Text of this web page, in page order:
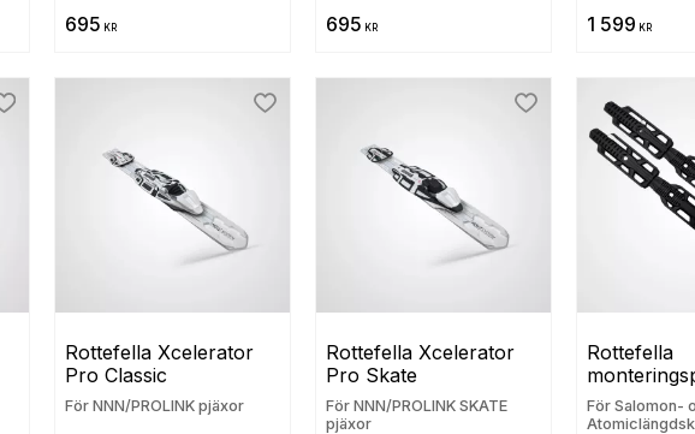
Salomon och Atomic
695 KR
Passar Alpina, Fischer,
695 KR 1 599 KR
Lägg till i favoriter
Rottefella Xcelerator
Pro Classic
För NNN/PROLINK pjäxor
Lägg till i favoriter
Rottefella Xcelerator
Pro Skate
För NNN/PROLINK SKATE
pjäxor
Lägg till i favoriter
Rottefella
Salomon/
För Salomon-